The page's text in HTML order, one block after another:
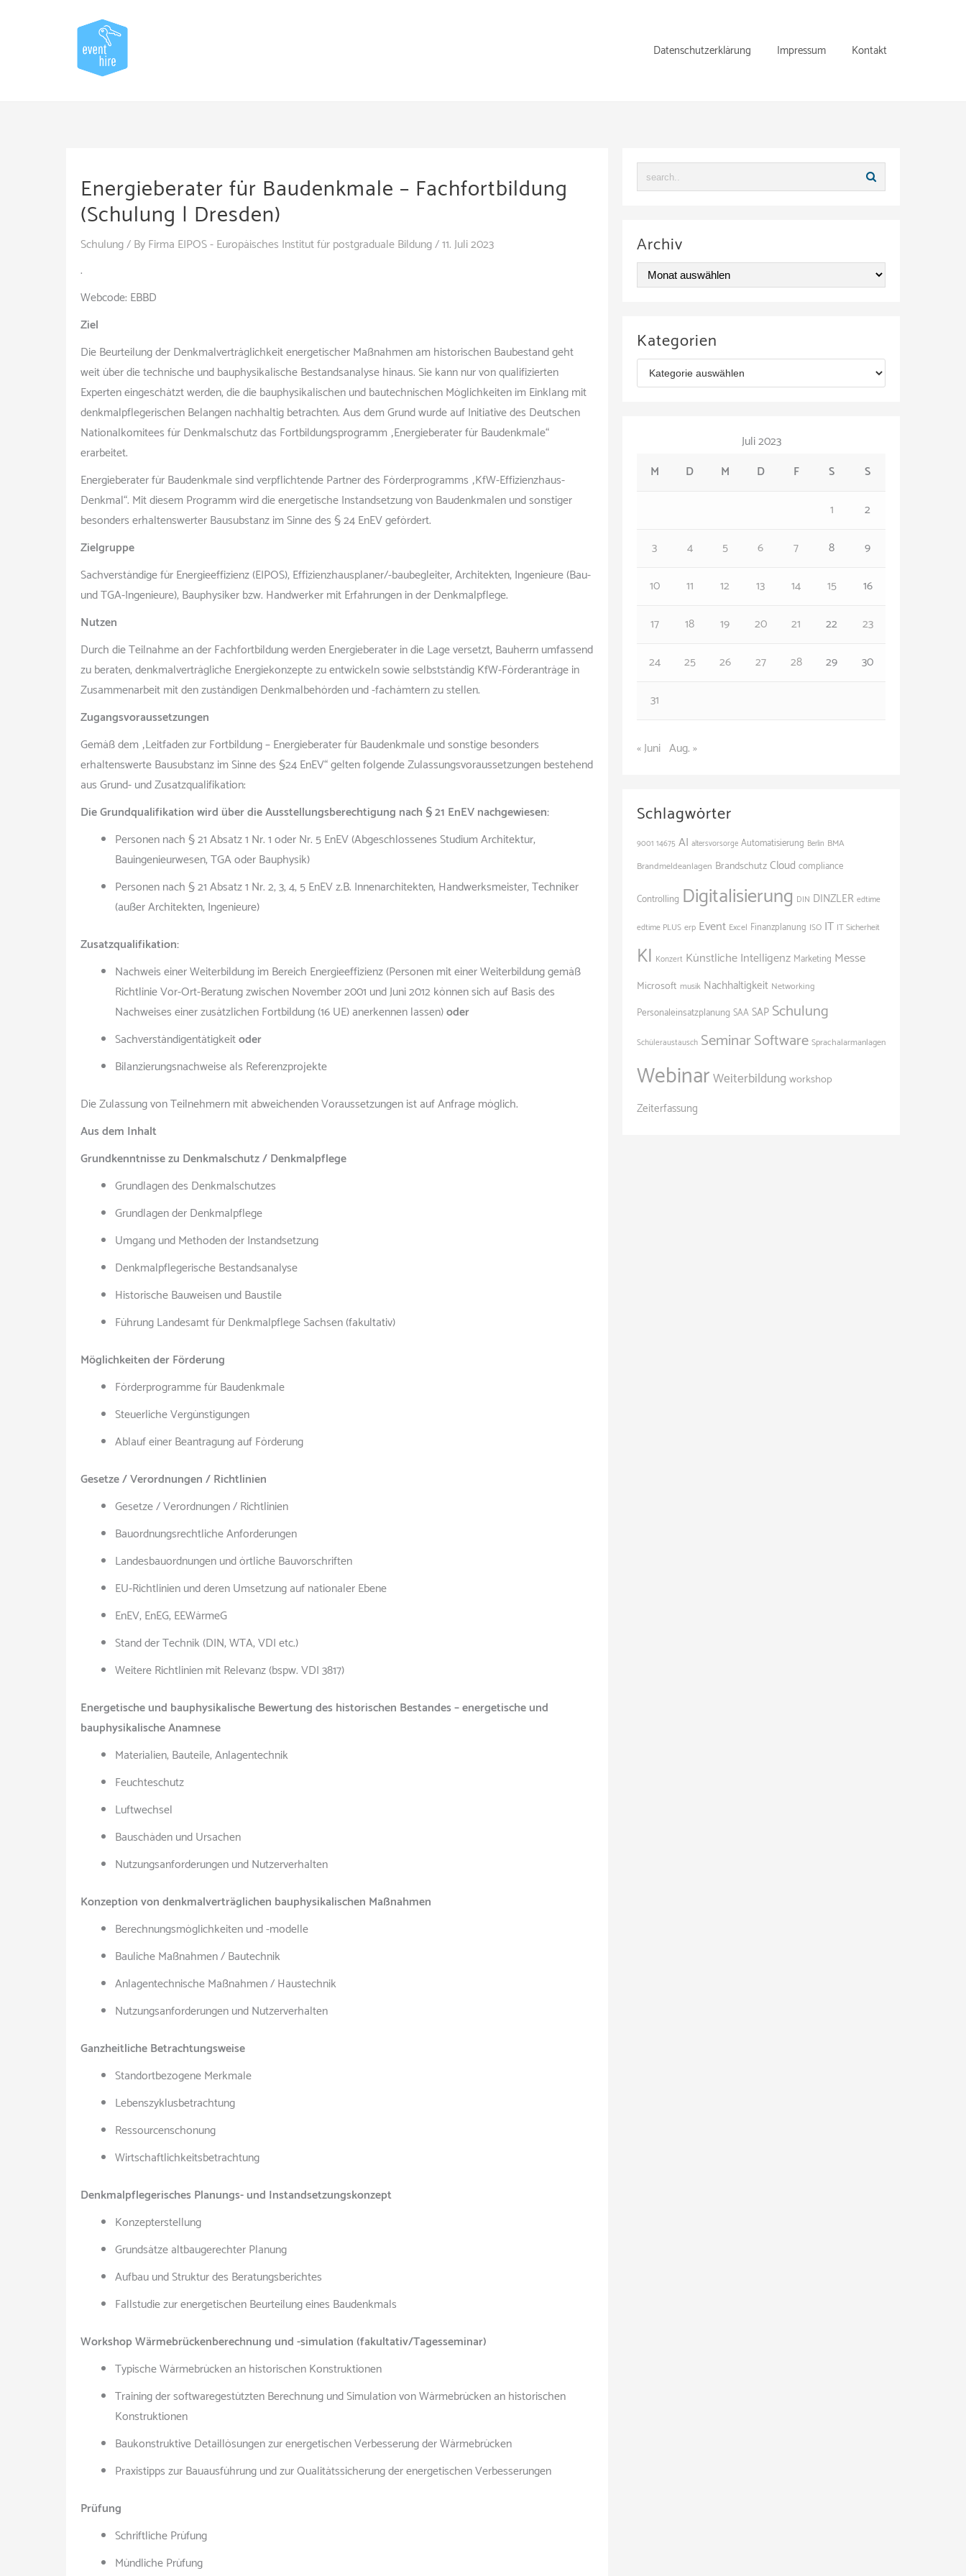
Datenschutzerklärung Impressum Kontakt
Energieberater für Baudenkmale – Fachfortbildung
(Schulung | Dresden)
Schulung/ ByFirma EIPOS - Europäisches Institut für postgraduale Bildung/11. Juli 2023
.
Webcode: EBBD
Ziel
Die Beurteilung der Denkmalverträglichkeit energetischer Maßnahmen am historischen Baubestand geht
weit über die technische und bauphysikalische Bestandsanalyse hinaus. Sie kann nur von qualifizierten
Experten eingeschätzt werden, die die bauphysikalischen und bautechnischen Möglichkeiten im Einklang mit
denkmalpflegerischen Belangen nachhaltig betrachten. Aus dem Grund wurde auf Initiative des Deutschen
Nationalkomitees für Denkmalschutz das Fortbildungsprogramm „Energieberater für Baudenkmale“
erarbeitet.
Energieberater für Baudenkmale sind verpflichtende Partner des Förderprogramms „KfW-Effizienzhaus-
Denkmal“. Mit diesem Programm wird die energetische Instandsetzung von Baudenkmalen und sonstiger
besonders erhaltenswerter Bausubstanz im Sinne des § 24 EnEV gefördert.
Zielgruppe
Sachverständige für Energieeffizienz (EIPOS), Effizienzhausplaner/-baubegleiter, Architekten, Ingenieure (Bau-
und TGA-Ingenieure), Bauphysiker bzw. Handwerker mit Erfahrungen in der Denkmalpflege.
Nutzen
Durch die Teilnahme an der Fachfortbildung werden Energieberater in die Lage versetzt, Bauherrn umfassend
zu beraten, denkmalverträgliche Energiekonzepte zu entwickeln sowie selbstständig KfW-Förderanträge in
Zusammenarbeit mit den zuständigen Denkmalbehörden und -fachämtern zu stellen.
Zugangsvoraussetzungen
Gemäß dem „Leitfaden zur Fortbildung – Energieberater für Baudenkmale und sonstige besonders
erhaltenswerte Bausubstanz im Sinne des §24 EnEV“ gelten folgende Zulassungsvoraussetzungen bestehend
aus Grund- und Zusatzqualifikation:
Die Grundqualifikation wird über die Ausstellungsberechtigung nach § 21 EnEV nachgewiesen:
Personen nach § 21 Absatz 1 Nr. 1 oder Nr. 5 EnEV (Abgeschlossenes Studium Architektur,
Bauingenieurwesen, TGA oder Bauphysik)
Personen nach § 21 Absatz 1 Nr. 2, 3, 4, 5 EnEV z.B. Innenarchitekten, Handwerksmeister, Techniker
(außer Architekten, Ingenieure)
Zusatzqualifikation:
Nachweis einer Weiterbildung im Bereich Energieeffizienz (Personen mit einer Weiterbildung gemäß
Richtlinie Vor-Ort-Beratung zwischen November 2001 und Juni 2012 können sich auf Basis des
Nachweises einer zusätzlichen Fortbildung (16 UE) anerkennen lassen)oder
Sachverständigentätigkeitoder
Bilanzierungsnachweise als Referenzprojekte
Die Zulassung von Teilnehmern mit abweichenden Voraussetzungen ist auf Anfrage möglich.
Aus dem Inhalt
Grundkenntnisse zu Denkmalschutz / Denkmalpflege
Grundlagen des Denkmalschutzes
Grundlagen der Denkmalpflege
Umgang und Methoden der Instandsetzung
Denkmalpflegerische Bestandsanalyse
Historische Bauweisen und Baustile
Führung Landesamt für Denkmalpflege Sachsen (fakultativ)
Möglichkeiten der Förderung
Förderprogramme für Baudenkmale
Steuerliche Vergünstigungen
Ablauf einer Beantragung auf Förderung
Gesetze / Verordnungen / Richtlinien
Gesetze / Verordnungen / Richtlinien
Bauordnungsrechtliche Anforderungen
Landesbauordnungen und örtliche Bauvorschriften
EU-Richtlinien und deren Umsetzung auf nationaler Ebene
EnEV, EnEG, EEWärmeG
Stand der Technik (DIN, WTA, VDI etc.)
Weitere Richtlinien mit Relevanz (bspw. VDI 3817)
Energetische und bauphysikalische Bewertung des historischen Bestandes – energetische und
bauphysikalische Anamnese
Materialien, Bauteile, Anlagentechnik
Feuchteschutz
Luftwechsel
Bauschäden und Ursachen
Nutzungsanforderungen und Nutzerverhalten
Konzeption von denkmalverträglichen bauphysikalischen Maßnahmen
Berechnungsmöglichkeiten und -modelle
Bauliche Maßnahmen / Bautechnik
Anlagentechnische Maßnahmen / Haustechnik
Nutzungsanforderungen und Nutzerverhalten
Ganzheitliche Betrachtungsweise
Standortbezogene Merkmale
Lebenszyklusbetrachtung
Ressourcenschonung
Wirtschaftlichkeitsbetrachtung
Denkmalpflegerisches Planungs- und Instandsetzungskonzept
Konzepterstellung
Grundsätze altbaugerechter Planung
Aufbau und Struktur des Beratungsberichtes
Fallstudie zur energetischen Beurteilung eines Baudenkmals
Workshop Wärmebrückenberechnung und -simulation (fakultativ/Tagesseminar)
Typische Wärmebrücken an historischen Konstruktionen
Training der softwaregestützten Berechnung und Simulation von Wärmebrücken an historischen
Konstruktionen
Baukonstruktive Detaillösungen zur energetischen Verbesserung der Wärmebrücken
Praxistipps zur Bauausführung und zur Qualitätssicherung der energetischen Verbesserungen
Prüfung
Schriftliche Prüfung
Mündliche Prüfung
Archiv
hKategorien
Juli 2023
M
D M D F S
S
1
2
3
4 5 6 7 8
9
10
11 12 13 14 15
16
17
18 19 20 21 22
23
24
25 26 27 28 29
30
31
« Juni Aug. »
Schlagwörter
9001 14675 AI altersvorsorge Automatisierung Berlin BMA
Brandmeldeanlagen BrandschutzCloud compliance
Controlling Digitalisierung DIN DINZLER edtime
edtime PLUS erp Event Excel Finanzplanung ISO IT IT Sicherheit
KI Konzert Künstliche Intelligenz Marketing Messe
Microsoft musik Nachhaltigkeit Networking
Personaleinsatzplanung SAASAP Schulung
Schüleraustausch SeminarSoftware Sprachalarmanlagen
WebinarWeiterbildung workshop
Zeiterfassung